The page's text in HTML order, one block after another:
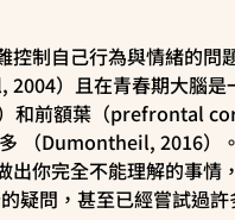
制自己行為與情緒的問
）且在青春期大腦是
和前額葉（prefrontal
（Dumontheil, 2016）。
你完全不能理解的事情
疑問，甚至已經嘗試過